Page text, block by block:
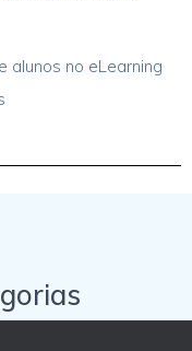
alunos no eLearning